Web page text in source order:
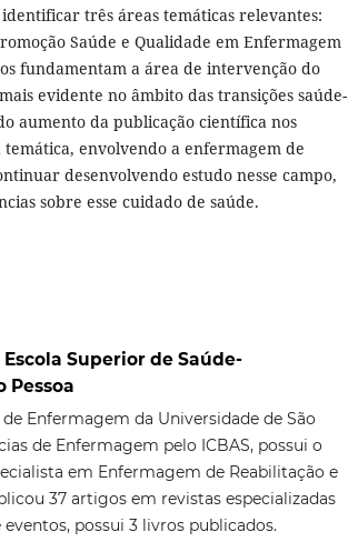
identificar três áreas temáticas relevantes:
Saúde e Qualidade em Enfermagem
fundamentam a área de intervenção do
evidente no âmbito das transições saúde-
aumento da publicação científica nos
temática, envolvendo a enfermagem de
desenvolvendo estudo nesse campo,
sobre esse cuidado de saúde.
Superior de Saúde-
Pessoa
Enfermagem da Universidade de São
de Enfermagem pelo ICBAS, possui o
em Enfermagem de Reabilitação e
37 artigos em revistas especializadas
possui 3 livros publicados.